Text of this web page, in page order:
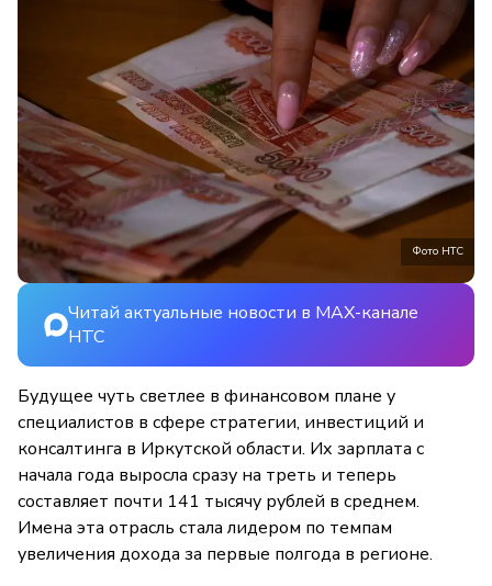
Фото НТС
Читай актуальные новости в MAX-канале
НТС
Будущее чуть светлее в финансовом плане у
специалистов в сфере стратегии, инвестиций и
консалтинга в Иркутской области. Их зарплата с
начала года выросла сразу на треть и теперь
составляет почти 141 тысячу рублей в среднем.
Имена эта отрасль стала лидером по темпам
увеличения дохода за первые полгода в регионе.